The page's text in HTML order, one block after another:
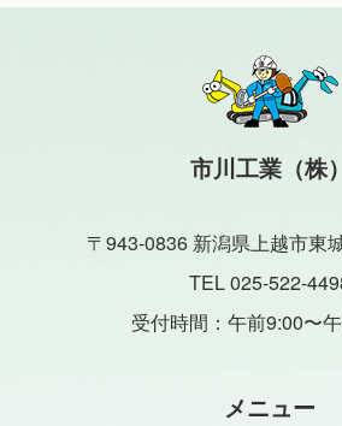
市川工業（株）
〒943-0836 新潟県上越市東
TEL 025-522-
受付時間：午前9:00〜
メニュー